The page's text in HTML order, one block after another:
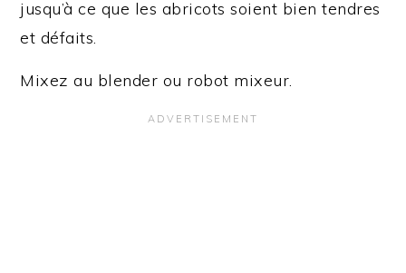
jusqu’à ce que les abricots soient bien tendres
et défaits.
Mixez au blender ou robot mixeur.